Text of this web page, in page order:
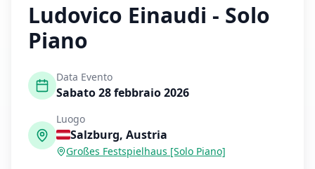
Ludovico Einaudi - Solo
Piano
Data Evento
Sabato 28 febbraio 2026
Luogo
Salzburg, Austria
Großes Festspielhaus [Solo Piano]